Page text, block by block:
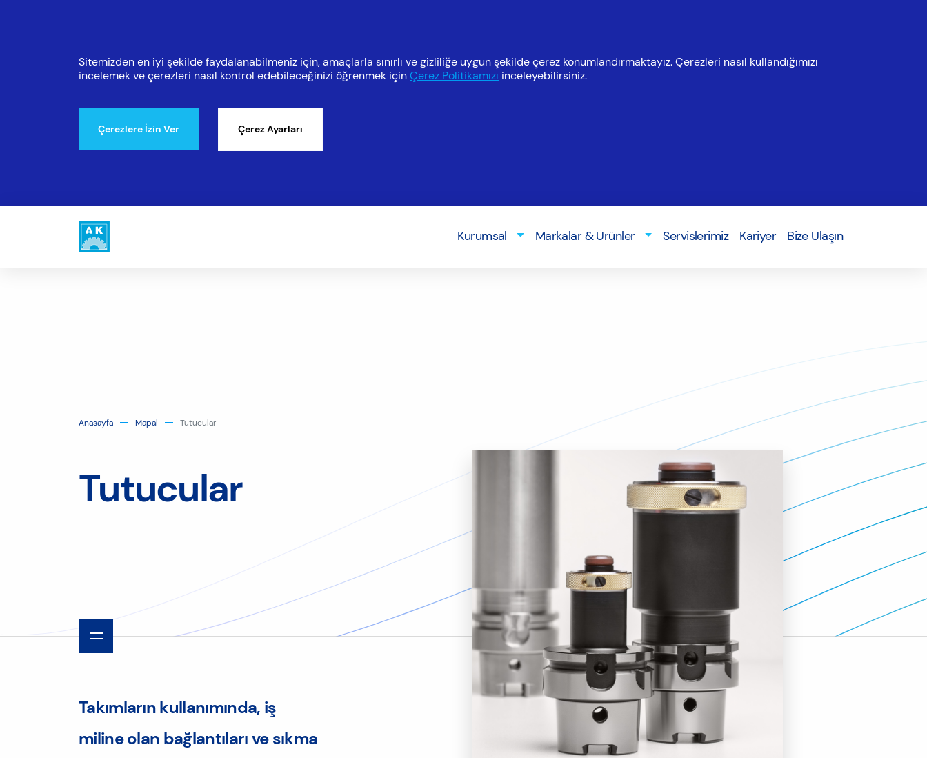
Sitemizden en iyi şekilde faydalanabilmeniz için, amaçlarla sınırlı ve gizliliğe uygun şekilde çerez konumlandırmaktayız. Çerezleri nasıl kullandığımızı
incelemek ve çerezleri nasıl kontrol edebileceğinizi öğrenmek içinÇerez Politikamızı inceleyebilirsiniz.
Çerezlere İzin Ver Çerez Ayarları
Kurumsal Markalar & Ürünler Servislerimiz Kariyer Bize Ulaşın
Anasayfa Mapal Tutucular
Tutucular
Takımların kullanımında, iş
miline olan bağlantıları ve sıkma